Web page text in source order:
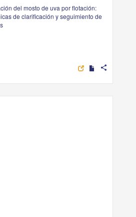
del mosto de uva por flotación:
de clarificación y seguimiento de
share